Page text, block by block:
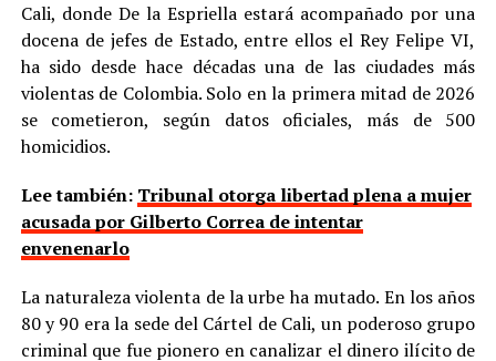
Cali, donde De la Espriella estará acompañado por una
docena de jefes de Estado, entre ellos el Rey Felipe VI,
ha sido desde hace décadas una de las ciudades más
violentas de Colombia. Solo en la primera mitad de 2026
se cometieron, según datos oficiales, más de 500
homicidios.
Lee también: Tribunal otorga libertad plena a mujer
acusada por Gilberto Correa de intentar
envenenarlo
La naturaleza violenta de la urbe ha mutado. En los años
80 y 90 era la sede del Cártel de Cali, un poderoso grupo
criminal que fue pionero en canalizar el dinero ilícito de